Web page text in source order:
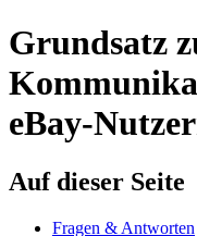
Grundsatz
eBay-
Auf dieser Seite
Fragen & Antworten